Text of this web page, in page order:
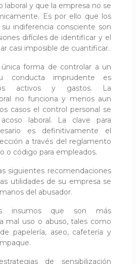
laboral y que la empresa no se
Es por ello que los
indiferencia consciente son
difíciles de identificar y el
casi imposible de cuantificar.
única forma de controlar a un
conducta imprudente es
activos y gastos. La
no funciona y menos aun
casos el control personal se
laboral. La clave para
es definitivamente el
a través del reglamento
o código para empleados.
siguientes recomendaciones
utilidades de su empresa se
del abusador.
insumos que son más
mal uso o abuso, tales como
papelería, aseo, cafetería y
de sensibilización